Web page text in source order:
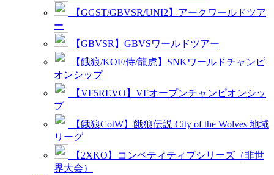
【GGST/GBVSR/UNI2】アークワールドツア
ー
【GBVSR】GBVSワールドツアー
【餓狼/KOF/侍/龍虎】SNKワールドチャンピ
オンシップ
【VF5REVO】VFオープンチャンピオンシッ
プ
【餓狼CotW】餓狼伝説 City of the Wolves 地域
リーグ
【2XKO】コンペティティブシリーズ（非世
界大会）